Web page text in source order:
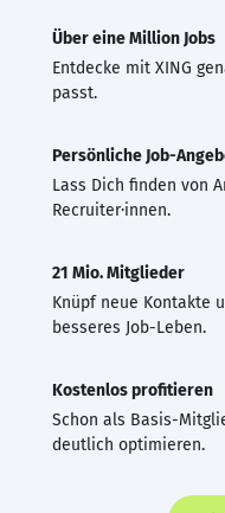
Über eine Million Jobs
Entdecke mit XING
passt.
Persönliche Job-
Lass Dich finden von
Recruiter·innen.
21 Mio. Mitglieder
Knüpf neue Kontakte
besseres Job-Leben.
Kostenlos profitieren
Schon als Basis-
deutlich optimieren.